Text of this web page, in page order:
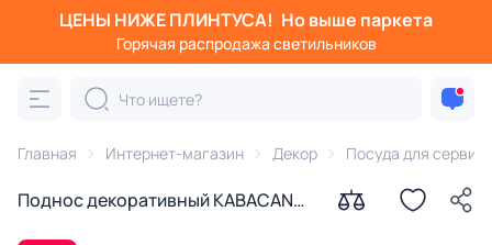
ЦЕНЫ НИЖЕ ПЛИНТУСА! Но выше паркета
Горячая распродажа светильников
Главная Интернет-магазин Декор Посуда для
Поднос декоративный KABACAN